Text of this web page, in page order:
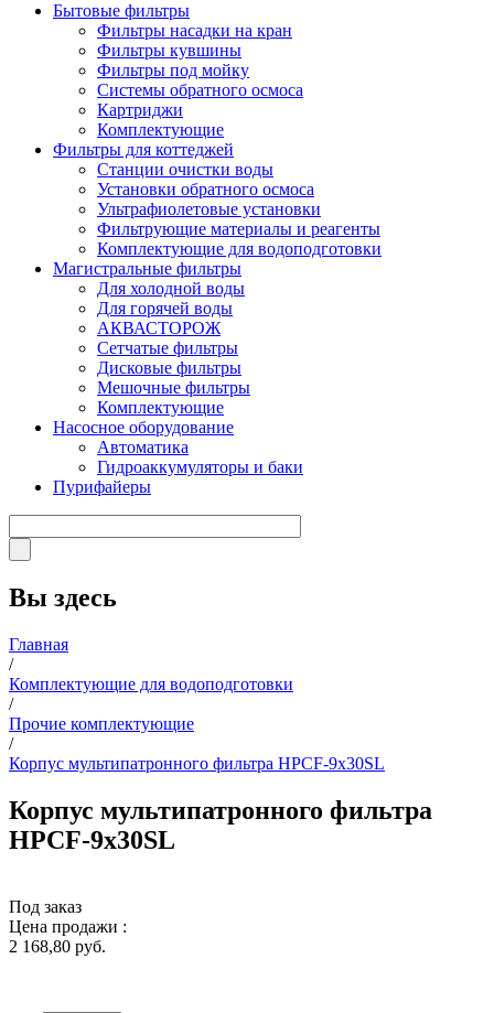
Бытовые фильтры
Фильтры насадки на кран
Фильтры кувшины
Фильтры под мойку
Системы обратного осмоса
Картриджи
Комплектующие
Фильтры для коттеджей
Станции очистки воды
Установки обратного осмоса
Ультрафиолетовые установки
Фильтрующие материалы и реагенты
Комплектующие для водоподготовки
Магистральные фильтры
Для холодной воды
Для горячей воды
АКВАСТОРОЖ
Сетчатые фильтры
Дисковые фильтры
Мешочные фильтры
Комплектующие
Насосное оборудование
Автоматика
Гидроаккумуляторы и баки
Пурифайеры
Вы здесь
Главная
/
Комплектующие для водоподготовки
/
Прочие комплектующие
/
Корпус мультипатронного фильтра HPCF-9x30SL
Корпус мультипатронного фильтра
HPCF-9x30SL
Под заказ
Цена продажи :
2 168,80 руб.